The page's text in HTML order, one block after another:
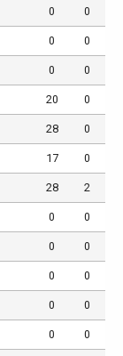
0 0
0 0
0 0
20 0
28 0
17 0
28 2
0 0
0 0
0 0
0 0
0 0